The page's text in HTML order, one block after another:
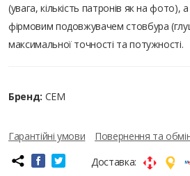
(увага, кількість патронів як на
фірмовим подовжувачем стовбура
максимальної точності та потужності.
Бренд: СЕМ
Гарантійні умови Повернення та
Доставка: